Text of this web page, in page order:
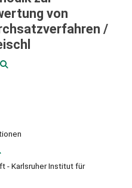
von
/
- Karlsruher Institut für